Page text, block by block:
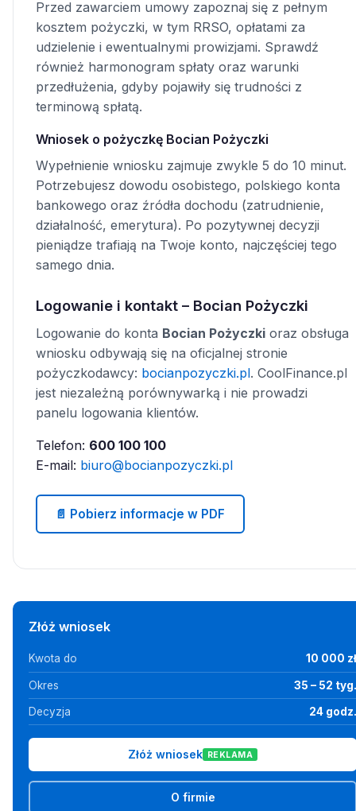
Przed zawarciem umowy zapoznaj się z pełnym
kosztem pożyczki, w tym RRSO, opłatami za
udzielenie i ewentualnymi prowizjami. Sprawdź
również harmonogram spłaty oraz warunki
przedłużenia, gdyby pojawiły się trudności z
terminową spłatą.
Wniosek o pożyczkę Bocian Pożyczki
Wypełnienie wniosku zajmuje zwykle 5 do 10 minut.
Potrzebujesz dowodu osobistego, polskiego konta
bankowego oraz źródła dochodu (zatrudnienie,
działalność, emerytura). Po pozytywnej decyzji
pieniądze trafiają na Twoje konto, najczęściej tego
samego dnia.
Logowanie i kontakt – Bocian Pożyczki
Logowanie do konta Bocian Pożyczki oraz obsługa
wniosku odbywają się na oficjalnej stronie
pożyczkodawcy: bocianpozyczki.pl. CoolFinance.pl
jest niezależną porównywarką i nie prowadzi
panelu logowania klientów.
Telefon: 600 100 100
E-mail: biuro@bocianpozyczki.pl
📄 Pobierz informacje w PDF
Złóż wniosek
Kwota do 10 000 zł
Okres 35 – 52 tyg.
Decyzja 24 godz.
Złóż wniosek REKLAMA
O firmie